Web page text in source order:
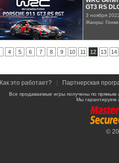
GT3 RS
3 ноября
Жанры:
4 5 6 7 8 9 10 11 12 13 14
Как это работает? Партнерская
Все продаваемые игры получены по
Мы гарантируем
©